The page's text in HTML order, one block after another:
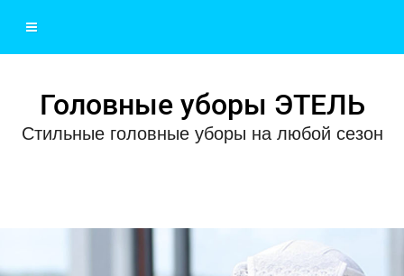
Головные уборы ЭТЕЛЬ
Стильные головные уборы на любой сезон